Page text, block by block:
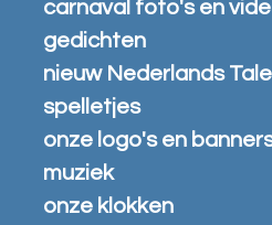
carnaval foto's en
gedichten
nieuw Nederlands
spelletjes
onze logo's en
muziek
onze klokken